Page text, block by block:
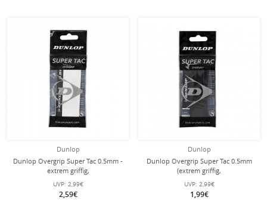
Dunlop
Dunlop Overgrip Super Tac 0.5mm -
extrem griffig,
feuchtigkeitsabsorbierend - weiss -
1 Stück
UVP: 2,99€
2,59€
Dunlop
Dunlop Overgrip Super Tac 0.5mm
(extrem griffig,
feuchtigkeitsabsorbierend) schwarz
- 1 Stück
UVP: 2,99€
1,99€